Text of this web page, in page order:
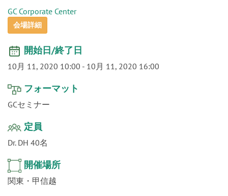
GC Corporate Center
会場詳細
開始日/終了日
10月 11, 2020 10:00 - 10月 11, 2020 16:00
フォーマット
GCセミナー
定員
Dr. DH 40名
開催場所
関東・甲信越